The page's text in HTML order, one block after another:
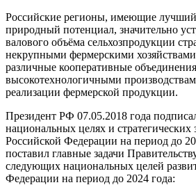
Российские регионы, имеющие
природный потенциал, значительно
валового объёма сельхозпродукции
некрупными фермерскими
различные кооперативные
высокотехнологичными
реализации фермерской продукции.
Президент РФ 07.05.2018 года
национальных целях и стратегических
Российской Федерации на период до
поставил главные задачи
следующих национальных целей
Федерации на период до 2024 года: